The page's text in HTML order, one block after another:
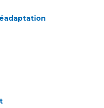
Formation